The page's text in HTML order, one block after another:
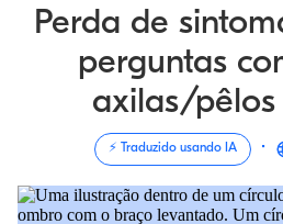
Perda de
perguntas
axilas/pêlos
⚡️ Traduzido usando IA ·